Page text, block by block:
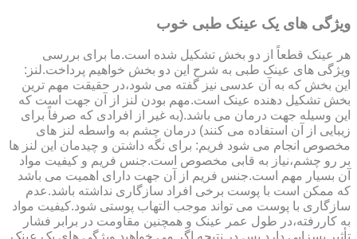
ویژگی های یک عینک طبی خوب
هر عینک قطعاً از دو بخش تشکیل شده است.ما برای بررسی
ویژگی های عینک طبی به شرح این دو بخش خواهیم پرداخت.لنز:
این بخش که به آن عدسی نیز گفته می شود،در حقیقت مهم ترین
بخش تشکیل دهنده عینک است.مهم بودن لنز از آن جهت است که
این وسیله جهت درمان می باشد.(به غیر از افرادی که صرفاً برای
زیبایی از آن استفاده می کنند) درمان چشم به واسطه لنز های
مخصوص انجام می شود فریم: برای نگه داشتن و چیدمان این لنز ها
بر رو چشم،نیاز به قابی مخصوص است.جنس فریم و کیفیت مواد
آن بسیار مهم است.جنس فریم از آن جهت دارای اهمیت می باشد
که ممکن است با پوست برخی افراد سازگاری نداشته باشد.عدم
سازگاری با پوست می تواند موجب التهاب پوستی شود.کیفیت مواد
به کاررفته،در طول عمر عینک و همچنین مقاومت در برابر فشار